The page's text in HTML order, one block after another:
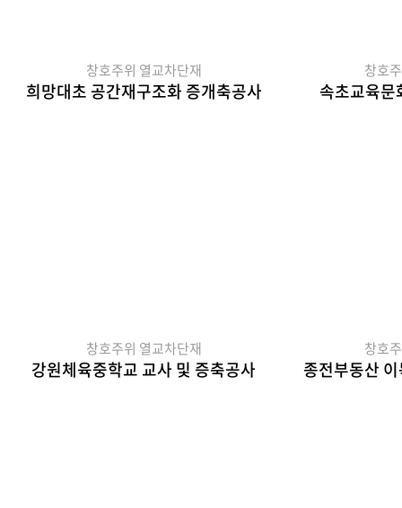
창호주위 열교차단재
희망대초 공간재구조화 증개축공사
창호
속초교육문
창호주위 열교차단재
강원체육중학교 교사 및 증축공사
창호
종전부동산 이목지구